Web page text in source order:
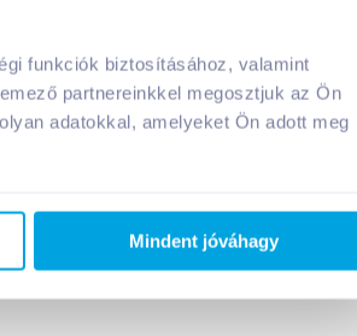
funkciók biztosításához, valamint
partnereinkkel megosztjuk az Ön
adatokkal, amelyeket Ön adott meg
Mindent jóváhagy